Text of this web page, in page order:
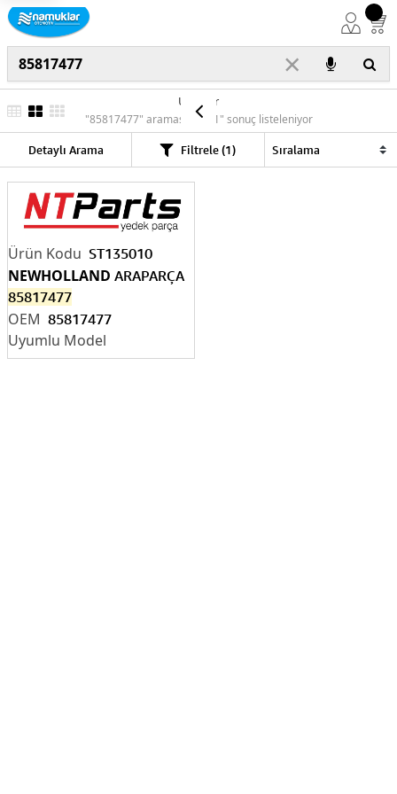
×
Ürünler
"85817477" araması için "1" sonuç listeleniyor
Detaylı Arama Filtrele (1)
ST135010
85817477
NEWHOLLAND ARAPARÇA
85817477